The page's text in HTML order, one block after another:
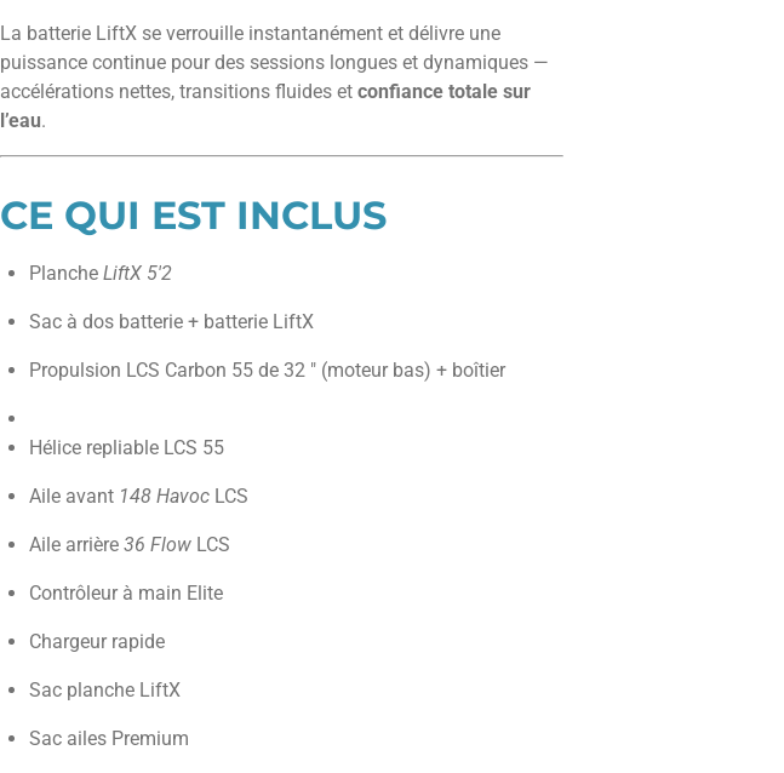
La batterie LiftX se verrouille instantanément et délivre une
puissance continue pour des sessions longues et dynamiques —
accélérations nettes, transitions fluides et confiance totale sur
l’eau.
CE QUI EST INCLUS
Planche LiftX 5'2
Sac à dos batterie + batterie LiftX
Propulsion LCS Carbon 55 de 32 ″ (moteur bas) + boîtier
Hélice repliable LCS 55
Aile avant 148 Havoc LCS
Aile arrière 36 Flow LCS
Contrôleur à main Elite
Chargeur rapide
Sac planche LiftX
Sac ailes Premium